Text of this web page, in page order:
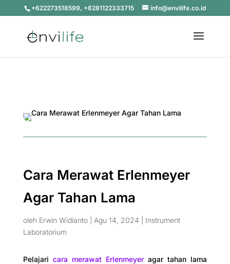
+622273518599, +6281122333715 info@envilife.co.id
Cara Merawat Erlenmeyer
Agar Tahan Lama
oleh Erwin Widianto| Agu 14, 2024
Instrument
Laboratorium
Pelajari cara merawat Erlenmeyer agar tahan lama